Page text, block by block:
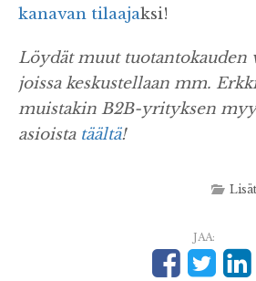
kanavan tilaajaksi!
Löydät muut tuotantokauden
joissa keskustellaan mm.
muistakin B2B-yrityksen
asioista täältä!
JAA: